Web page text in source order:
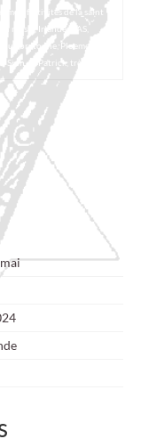
festivités de la saint
music ,Irlande, KAS
bretonne , Ploemel
Sinn ,St Patrick trèfle